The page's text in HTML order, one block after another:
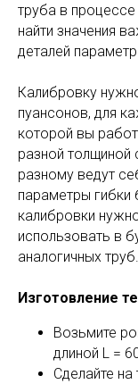
труба в
найти значения
деталей
Калибровку
пуансонов, для
которой вы
разной толщиной
разному ведут
параметры гибки
калибровки
использовать в
аналогичных труб.
Изготовление
Возьмите
длиной L =
Сделайте на